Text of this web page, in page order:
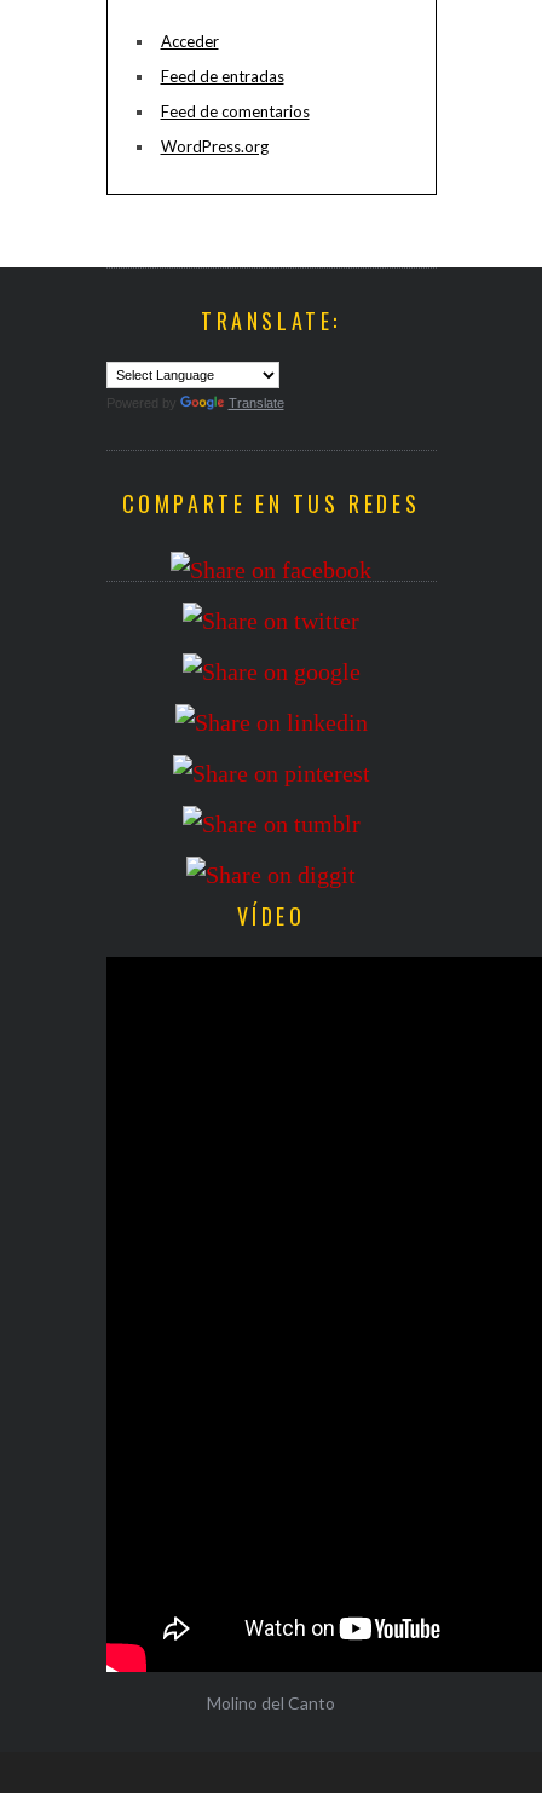
Acceder
Feed de entradas
Feed de comentarios
WordPress.org
TRANSLATE:
Powered by Translate
COMPARTE EN TUS REDES
VÍDEO
Molino del Canto